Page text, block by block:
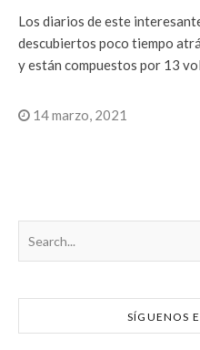
Los diarios de este
descubiertos poco tiempo
y están compuestos por 13
14 marzo, 2021
SÍGUENOS